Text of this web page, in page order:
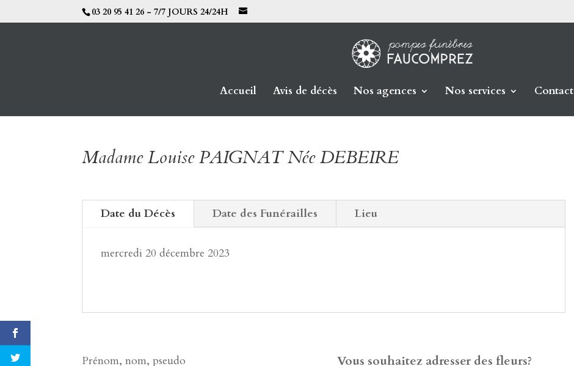
03 20 95 41 26 - 7/7 JOURS 24/24H
Accueil Avis de décès Nos agences Nos services Contact
Madame Louise PAIGNAT Née DEBEIRE
Date du Décès Date des Funérailles Lieu
mercredi 20 décembre 2023
Prénom, nom, pseudo Vous souhaitez adresser des fleurs?